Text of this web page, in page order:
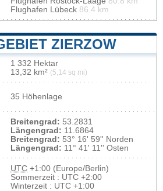
Flughafen Lübeck 86.4 km
ZIERZOW
1 332 Hektar
13,32 km² (5,14 sq mi)
35 Höhenlage
Breitengrad: 53.2831
Längengrad: 11.6864
Breitengrad: 53° 16' 59'' Norden
Längengrad: 11° 41' 11'' Osten
UTC +1:00 (Europe/Berlin)
Sommerzeit : UTC +2:00
Winterzeit : UTC +1:00